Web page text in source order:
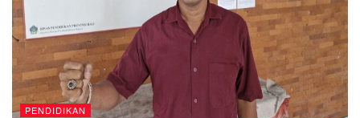
PENDIDIKAN